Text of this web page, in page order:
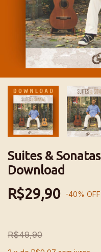
Suites &
Download
R$29,90 -40% OFF
R$49,90